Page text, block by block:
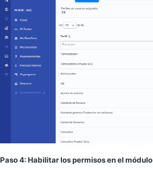
Paso 4: Habilitar los permisos en el módulo